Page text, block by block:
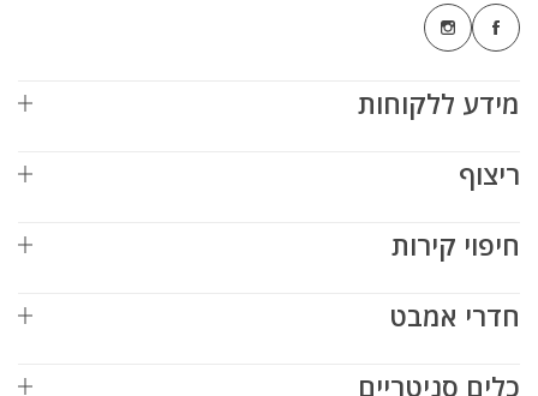
מידע ללקוחות
ריצוף
חיפוי קירות
חדרי אמבט
כלים סניטריים